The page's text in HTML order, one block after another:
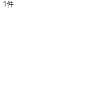
1件